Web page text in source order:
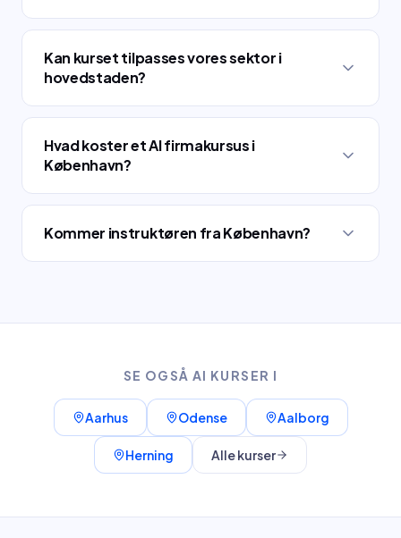
Kan kurset tilpasses vores sektor i
hovedstaden?
Hvad koster et AI firmakursus i
København?
Kommer instruktøren fra København?
SE OGSÅ AI KURSER I
Aarhus Odense Aalborg
Herning Alle kurser